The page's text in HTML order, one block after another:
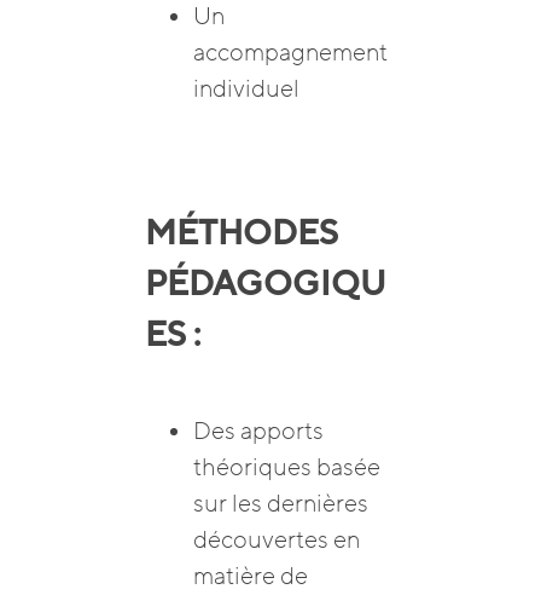
Un
accompagnement
individuel
MÉTHODES
PÉDAGOGIQU
ES :
Des apports
théoriques basée
sur les dernières
découvertes en
matière de